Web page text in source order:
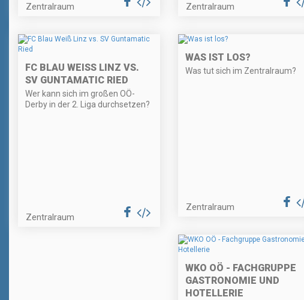
Zentralraum Zentralraum
FC BLAU WEISS LINZ VS. S
V GUNTAMATIC RIED
Wer kann sich im großen OÖ-
Derby in der 2. Liga durchsetzen?
Zentralraum
WAS IST LOS?
Was tut sich im Zentralraum?
Zentralraum
WKO OÖ - FACHGRUPPE
GASTRONOMIE UND
HOTELLERIE